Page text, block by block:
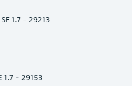
1.7 - 29213
1.7 - 29153